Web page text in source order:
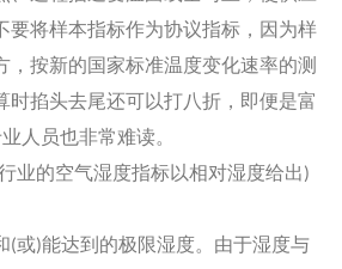
要将样本指标作为协议指标，因为样
，按新的国家标准温度变化速率的测
时掐头去尾还可以打八折，即便是富
人员也非常难读。
业的空气湿度指标以相对湿度给出)
(或)能达到的极限湿度。由于湿度与